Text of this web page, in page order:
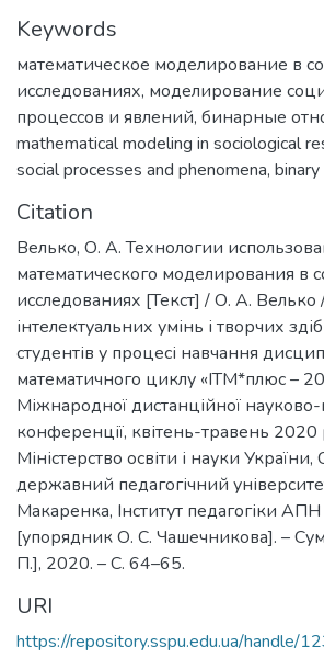
Keywords
математическое моделирование в
исследованиях, моделирование
процессов и явлений, бинарные
mathematical modeling in sociological
social processes and phenomena,
Citation
Велько, О. А. Технологии
математического моделирования в
исследованиях [Текст] / О. А. Велько
інтелектуальних умінь і творчих
студентів у процесі навчання
математичного циклу «ІТМ*плюс –
Міжнародної дистанційної
конференції, квітень-травень
Міністерство освіти і науки
державний педагогічний
Макаренка, Інститут педагогіки АПН
[упорядник О. С. Чашечникова]. –
П.], 2020. – С. 64–65.
URI
https://repository.sspu.edu.ua/handle/